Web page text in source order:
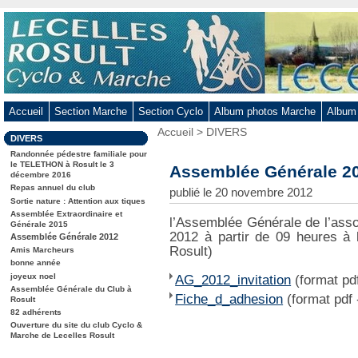
Aller
au
contenu
-
Aller
menu
principal
-
Aller
à
la
recherche
Accueil Section Marche Section Cyclo Album photos Marche
Dans
la
rubrique
:
DIVERS
Randonnée pédestre familiale pour
le TELETHON à Rosult le 3
décembre 2016
Repas annuel du club
Sortie nature : Attention aux tiques
Assemblée Extraordinaire et
Générale 2015
Assemblée Générale 2012
Amis Marcheurs
bonne année
joyeux noel
Assemblée Générale du Club à
Rosult
82 adhérents
Ouverture du site du club Cyclo &
Marche de Lecelles Rosult
Vous
Accueil > DIVERS
Assemblée Générale
publié le 20 novembre 2012
l’Assemblée Générale de
2012 à partir de 09 heures
Rosult)
AG_2012_invitation (format
Fiche_d_adhesion (format pdf